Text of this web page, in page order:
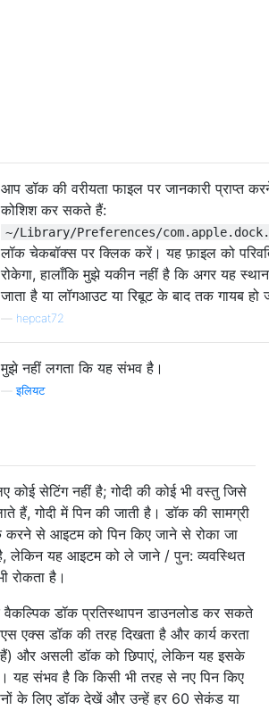
आप डॉक की वरीयता फाइल पर जानकारी प्राप्त
कोशिश कर सकते हैं:
~/Library/Preferences/
लॉक चेकबॉक्स पर क्लिक करें। यह फ़ाइल को
रोकेगा, हालाँकि मुझे यकीन नहीं है कि अगर यह
जाता है या लॉगआउट या रिबूट के बाद तक गायब हो
hepcat72
मुझे नहीं लगता कि यह संभव है।
—इलियट
कोई सेटिंग नहीं है; गोदी की कोई भी वस्तु जिसे
हैं, गोदी में पिन की जाती है। डॉक की सामग्री
करने से आइटम को पिन किए जाने से रोका जा
लेकिन यह आइटम को ले जाने / पुन: व्यवस्थित
रोकता है।
डॉक प्रतिस्थापन डाउनलोड कर सकते
एक्स डॉक की तरह दिखता है और कार्य करता
और असली डॉक को छिपाएं, लेकिन यह इसके
यह संभव है कि किसी भी तरह से नए पिन किए
के लिए डॉक देखें और उन्हें हर 60 सेकंड या